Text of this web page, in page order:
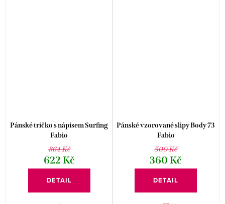
Pánské tričko s nápisem Surfing
Fabio
864 Kč
622 Kč
DETAIL
Pánské vzorované slipy Body 73
Fabio
500 Kč
360 Kč
DETAIL